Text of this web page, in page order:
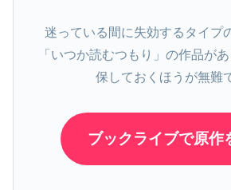
迷っている間に失効するタイプ
「いつか読むつもり」の作品が
保しておくほうが無難
ブックライブで原作